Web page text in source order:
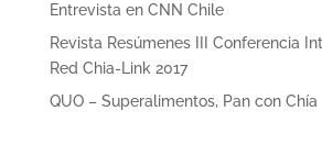
Entrevista en CNN Chile
Revista Resúmenes III Conferencia
Red Chia-Link 2017
QUO – Superalimentos, Pan con Chía